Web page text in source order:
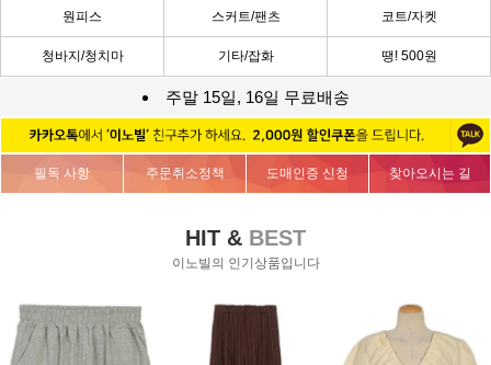
원피스 스커트/팬츠 코트/자켓
청바지/청치마 기타/잡화 땡! 500원
주말 15일, 16일 무료배송
필독 사항 주문취소정책 도매인증 신청 찾아오시는 길
HIT & BEST
이노빌의 인기상품입니다